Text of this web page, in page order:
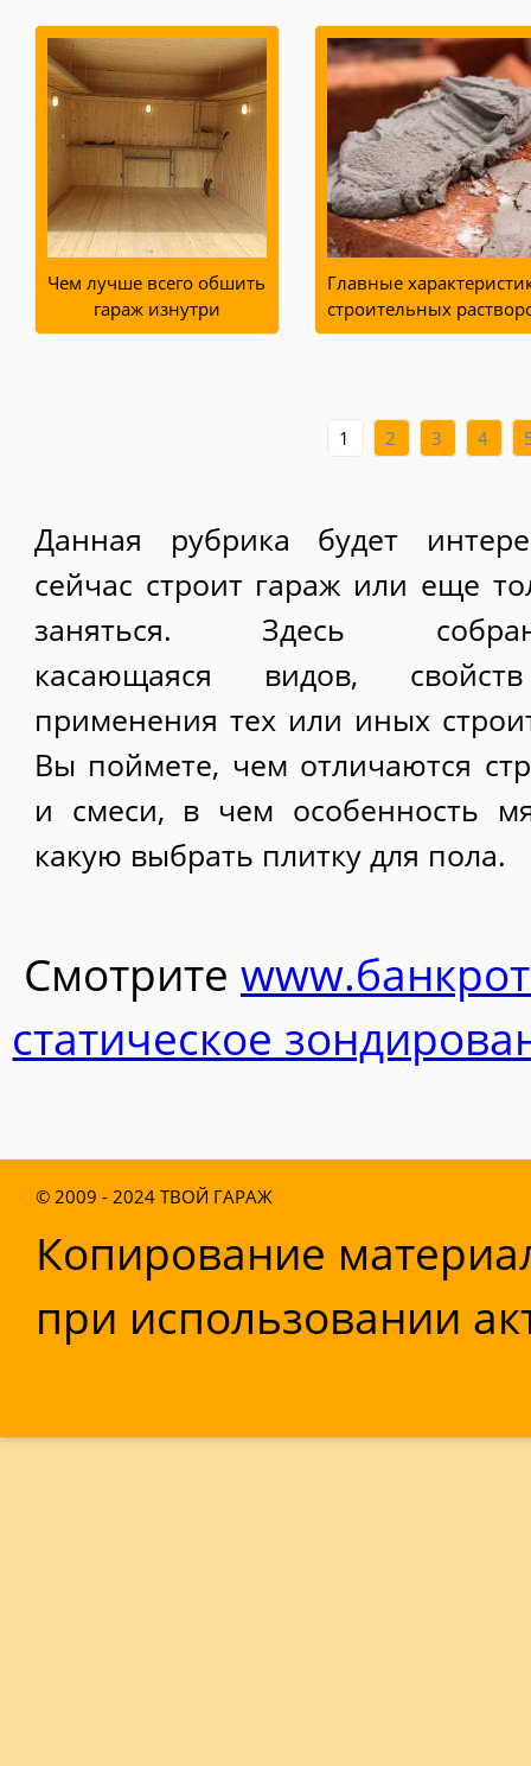
Чем лучше всего обшить
гараж изнутри
Главные
строительных
1 2 3 4
Данная рубрика будет
сейчас строит гараж или еще
заняться. Здесь
касающаяся видов,
применения тех или иных
Вы поймете, чем отличаются
и смеси, в чем особенность
какую выбрать плитку для пола.
Смотрите
статическое
© 2009 - 2024 ТВОЙ ГАРАЖ
Копирование
при использовании